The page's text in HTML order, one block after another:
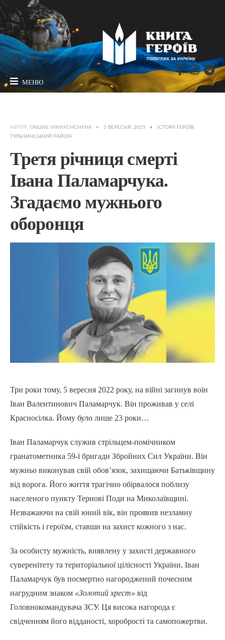
МЕНЮ
АВТОР: ONLINE VINNYCHCHYNA • 5 ВЕРЕСНЯ, 2025 • ІСТОРІЇ ГЕРОЇВ,
ТУЛЬЧИНСЬКИЙ РАЙОН
Третя річниця смерті
Івана Паламарчука.
Згадаємо мужнього
оборонця
Три роки тому, 5 вересня 2022 року, на війні загинув воїн
Іван Валентинович Паламарчук. Він проживав у селі
Красносілка. Йому було лише 23 роки…
Іван Паламарчук служив стрільцем-помічником
гранатометника 59-ї бригади Збройних Сил України. Він
мужньо виконував свій обов’язок, захищаючи Батьківщину
від ворога. Його життя трагічно обірвалося поблизу
населеного пункту Тернові Поди на Миколаївщині.
Незважаючи на свій юний вік, він проявив незламну
стійкість і героїзм, ставши на захист кожного з нас.
За особисту мужність, виявлену у захисті державного
суверенітету та територіальної цілісності України, Іван
Паламарчук був посмертно нагороджений почесним
нагрудним знаком «Золотий хрест» від
Головнокомандувача ЗСУ. Ця висока нагорода є
свідченням його відданості, хоробрості та самопожертви.